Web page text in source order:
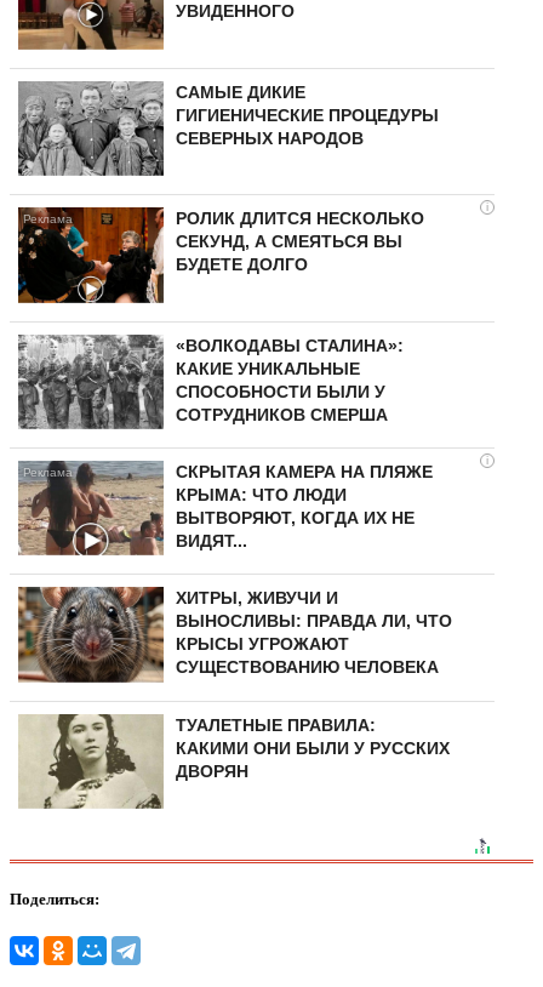
УВИДЕННОГО
САМЫЕ ДИКИЕ
ГИГИЕНИЧЕСКИЕ ПРОЦЕДУРЫ
СЕВЕРНЫХ НАРОДОВ
i
РОЛИК ДЛИТСЯ НЕСКОЛЬКО
СЕКУНД, А СМЕЯТЬСЯ ВЫ
БУДЕТЕ ДОЛГО
«ВОЛКОДАВЫ СТАЛИНА»:
КАКИЕ УНИКАЛЬНЫЕ
СПОСОБНОСТИ БЫЛИ У
СОТРУДНИКОВ СМЕРША
i
СКРЫТАЯ КАМЕРА НА ПЛЯЖЕ
КРЫМА: ЧТО ЛЮДИ
ВЫТВОРЯЮТ, КОГДА ИХ НЕ
ВИДЯТ...
ХИТРЫ, ЖИВУЧИ И
ВЫНОСЛИВЫ: ПРАВДА ЛИ, ЧТО
КРЫСЫ УГРОЖАЮТ
СУЩЕСТВОВАНИЮ ЧЕЛОВЕКА
ТУАЛЕТНЫЕ ПРАВИЛА:
КАКИМИ ОНИ БЫЛИ У РУССКИХ
ДВОРЯН
Поделиться: